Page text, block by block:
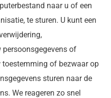
naar u of een
te sturen. U kunt een
of
of bezwaar op
sturen naar de
We reageren zo snel